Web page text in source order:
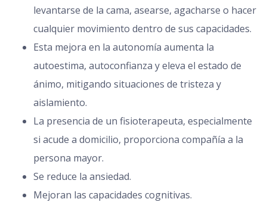
levantarse de la cama, asearse, agacharse o hacer
cualquier movimiento dentro de sus capacidades.
Esta mejora en la autonomía aumenta la
autoestima, autoconfianza y eleva el estado de
ánimo, mitigando situaciones de tristeza y
aislamiento.
La presencia de un fisioterapeuta, especialmente
si acude a domicilio, proporciona compañía a la
persona mayor.
Se reduce la ansiedad.
Mejoran las capacidades cognitivas.